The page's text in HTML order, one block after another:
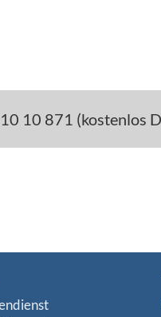
10 871 (kostenlos